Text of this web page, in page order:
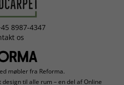
8987-4347
os
møbler fra Reforma.
til alle rum – en del af Online